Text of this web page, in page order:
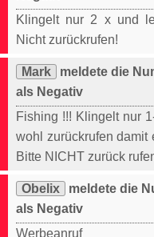
Klingelt nur 2 x und
Nicht zurückrufen!
Mark
meldete die
als Negativ
Fishing !!! Klingelt nur
wohl zurückrufen damit
Bitte NICHT zurück
Obelix
meldete die
als Negativ
Werbeanruf